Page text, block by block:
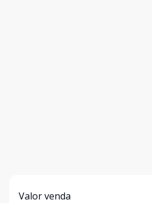
Valor venda